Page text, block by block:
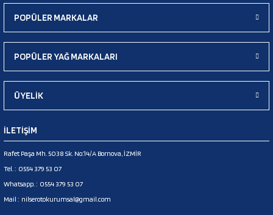
POPÜLER MARKALAR
POPÜLER YAĞ MARKALARI
ÜYELİK
İLETİŞİM
Rafet Paşa Mh. 5038 Sk. No:14/A Bornova, İZMİR
Tel. : 0554 379 53 07
Whatsapp. : 0554 379 53 07
Mail : nilserotokurumsal@gmail.com